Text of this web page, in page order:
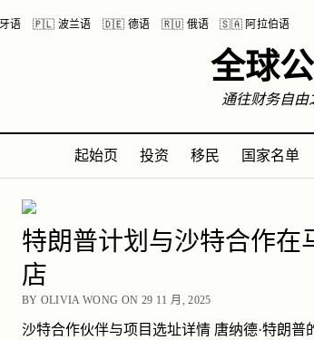
语 🇵🇱 波兰语 🇩🇪 德语 🇷🇺 俄语 🇸🇦 阿拉伯语
全球
通往财务自由
起始页 投资 移民 国家名单
特朗普计划与沙特合作在
店
BY OLIVIA WONG ON 29 11 月, 2025
沙特合作伙伴与项目选址详情 唐纳德·特朗